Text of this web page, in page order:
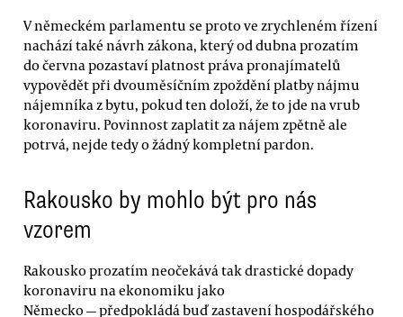
V německém parlamentu se proto ve zrychleném řízení
nachází také návrh zákona, který od dubna prozatím
do června pozastaví platnost práva pronajímatelů
vypovědět při dvouměsíčním zpoždění platby nájmu
nájemníka z bytu, pokud ten doloží, že to jde na vrub
koronaviru. Povinnost zaplatit za nájem zpětně ale
potrvá, nejde tedy o žádný kompletní pardon.
Rakousko by mohlo být pro nás
vzorem
Rakousko prozatím neočekává tak drastické dopady
koronaviru na ekonomiku jako
Německo — předpokládá buď zastavení hospodářského